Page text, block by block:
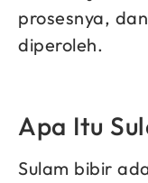
prosesnya,
diperoleh.
Apa Itu
Sulam bibir